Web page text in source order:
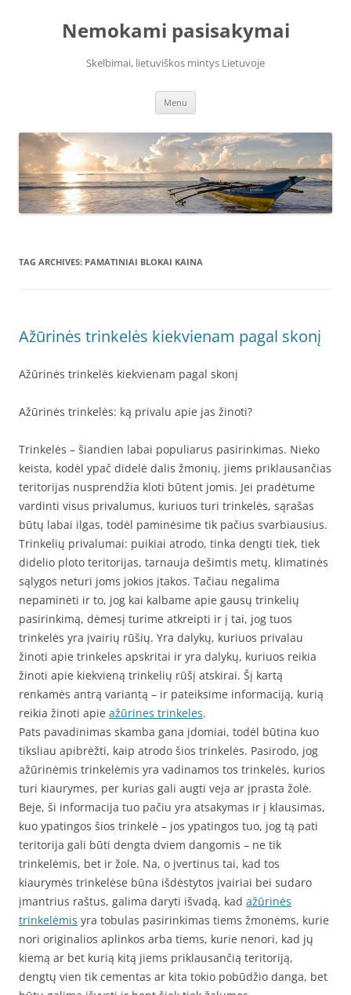
Nemokami pasisakymai
Skelbimai, lietuviškos mintys Lietuvoje
Menu
TAG ARCHIVES: PAMATINIAI BLOKAI KAINA
Ažūrinės trinkelės kiekvienam pagal skonį
Ažūrinės trinkelės kiekvienam pagal skonį
Ažūrinės trinkelės: ką privalu apie jas žinoti?
Trinkelės – šiandien labai populiarus pasirinkimas. Nieko
keista, kodėl ypač didelė dalis žmonių, jiems priklausančias
teritorijas nusprendžia kloti būtent jomis. Jei pradėtume
vardinti visus privalumus, kuriuos turi trinkelės, sąrašas
būtų labai ilgas, todėl paminėsime tik pačius svarbiausius.
Trinkelių privalumai: puikiai atrodo, tinka dengti tiek, tiek
didelio ploto teritorijas, tarnauja dešimtis metų, klimatinės
sąlygos neturi joms jokios įtakos. Tačiau negalima
nepaminėti ir to, jog kai kalbame apie gausų trinkelių
pasirinkimą, dėmesį turime atkreipti ir į tai, jog tuos
trinkelės yra įvairių rūšių. Yra dalykų, kuriuos privalau
žinoti apie trinkeles apskritai ir yra dalykų, kuriuos reikia
žinoti apie kiekvieną trinkelių rūšį atskirai. Šį kartą
renkamės antrą variantą – ir pateiksime informaciją, kurią
reikia žinoti apie ažūrines trinkeles.
Pats pavadinimas skamba gana įdomiai, todėl būtina kuo
tiksliau apibrėžti, kaip atrodo šios trinkelės. Pasirodo, jog
ažūrinėmis trinkelėmis yra vadinamos tos trinkelės, kurios
turi kiaurymes, per kurias gali augti veja ar įprasta žolė.
Beje, ši informacija tuo pačiu yra atsakymas ir į klausimas,
kuo ypatingos šios trinkelė – jos ypatingos tuo, jog tą pati
teritorija gali būti dengta dviem dangomis – ne tik
trinkelėmis, bet ir žole. Na, o įvertinus tai, kad tos
kiaurymės trinkelėse būna išdėstytos įvairiai bei sudaro
įmantrius raštus, galima daryti išvadą, kad ažūrinės
trinkelėmis yra tobulas pasirinkimas tiems žmonėms, kurie
nori originalios aplinkos arba tiems, kurie nenori, kad jų
kiemą ar bet kurią kitą jiems priklausančią teritoriją,
dengtų vien tik cementas ar kita tokio pobūdžio danga, bet